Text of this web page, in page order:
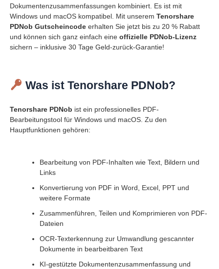
Dokumentenzusammenfassungen kombiniert. Es ist mit
Windows und macOS kompatibel. Mit unserem Tenorshare
PDNob Gutscheincode erhalten Sie jetzt bis zu 20 % Rabatt
und können sich ganz einfach eine offizielle PDNob-Lizenz
sichern – inklusive 30 Tage Geld-zurück-Garantie!
Was ist Tenorshare PDNob?
Tenorshare PDNob ist ein professionelles PDF-
Bearbeitungstool für Windows und macOS. Zu den
Hauptfunktionen gehören:
Bearbeitung von PDF-Inhalten wie Text, Bildern und
Links
Konvertierung von PDF in Word, Excel, PPT und
weitere Formate
Zusammenführen, Teilen und Komprimieren von PDF-
Dateien
OCR-Texterkennung zur Umwandlung gescannter
Dokumente in bearbeitbaren Text
KI-gestützte Dokumentenzusammenfassung und